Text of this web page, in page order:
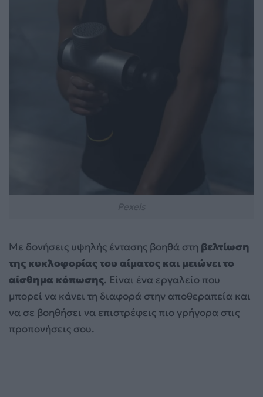
Με δονήσεις υψηλής έντασης βοηθά στη βελτίωση
της κυκλοφορίας του αίματος και μειώνει το
αίσθημα κόπωσης. Είναι ένα εργαλείο που
μπορεί να κάνει τη διαφορά στην αποθεραπεία και
να σε βοηθήσει να επιστρέφεις πιο γρήγορα στις
προπονήσεις σου.